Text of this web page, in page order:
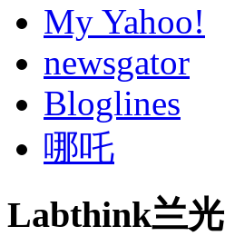
My Yahoo!
newsgator
Bloglines
哪吒
Labthink兰光